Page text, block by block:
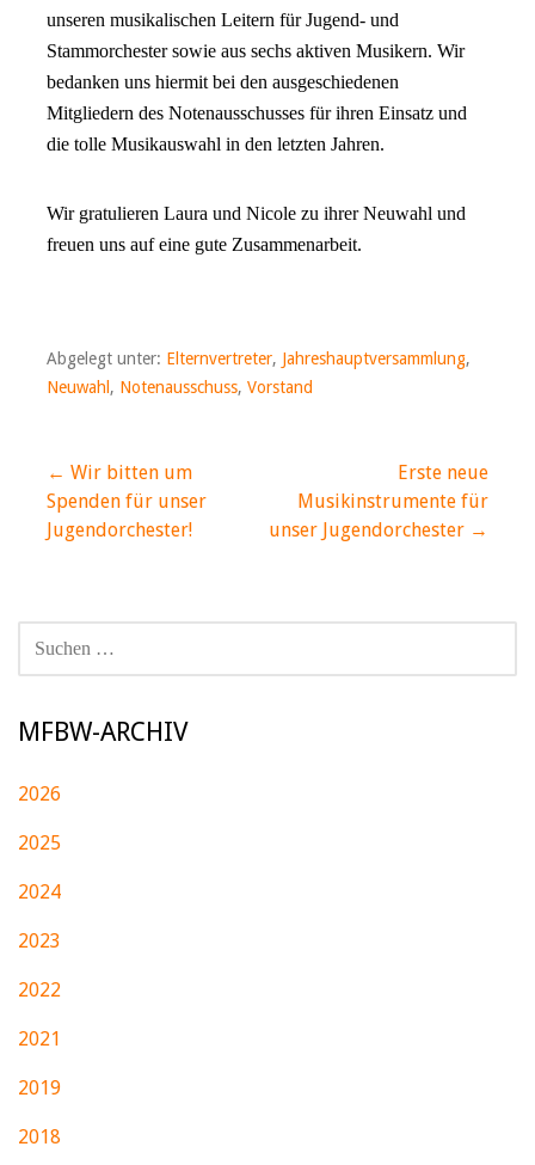
unseren musikalischen Leitern für Jugend- und
Stammorchester sowie aus sechs aktiven Musikern. Wir
bedanken uns hiermit bei den ausgeschiedenen
Mitgliedern des Notenausschusses für ihren Einsatz und
die tolle Musikauswahl in den letzten Jahren.
Wir gratulieren Laura und Nicole zu ihrer Neuwahl und
freuen uns auf eine gute Zusammenarbeit.
Abgelegt unter: Elternvertreter, Jahreshauptversammlung,
Neuwahl , Notenausschuss, Vorstand
Beitragsnavigation
← Wir bitten um
Spenden für unser
Jugendorchester!
Erste neue
Musikinstrumente für
unser Jugendorchester →
NACH:
MFBW-ARCHIV
2026
2025
2024
2023
2022
2021
2019
2018